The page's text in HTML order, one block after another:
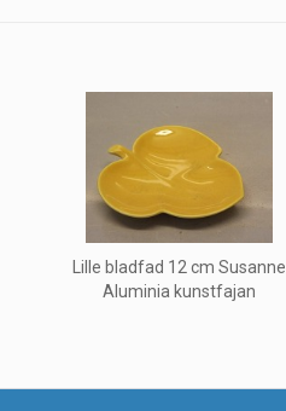
Lille bladfad 12 cm Susanne
Aluminia kunstfajan